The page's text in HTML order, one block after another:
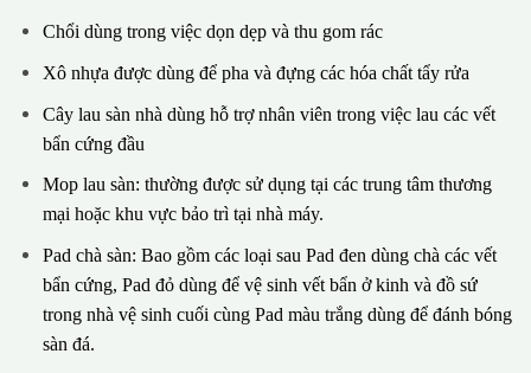
Chổi dùng trong việc dọn dẹp và thu gom rác
Xô nhựa được dùng để pha và đựng các hóa chất tẩy rửa
Cây lau sàn nhà dùng hỗ trợ nhân viên trong việc lau các vết
bẩn cứng đầu
Mop lau sàn: thường được sử dụng tại các trung tâm thương
mại hoặc khu vực bảo trì tại nhà máy.
Pad chà sàn: Bao gồm các loại sau Pad đen dùng chà các vết
bẩn cứng, Pad đỏ dùng để vệ sinh vết bẩn ở kinh và đồ sứ
trong nhà vệ sinh cuối cùng Pad màu trắng dùng để đánh bóng
sàn đá.